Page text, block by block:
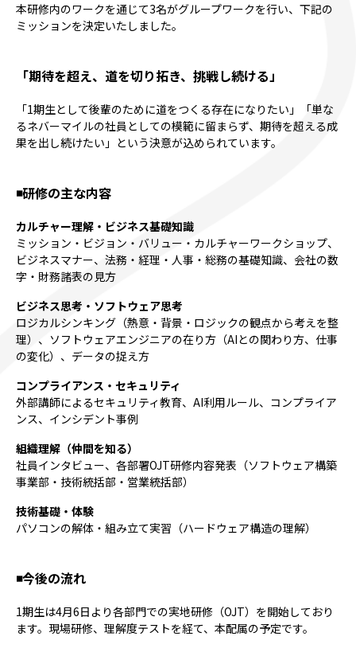
本研修内のワークを通じて3名がグループワークを行い、下記の
ミッションを決定いたしました。
「期待を超え、道を切り拓き、挑戦し続ける」
「1期生として後輩のために道をつくる存在になりたい」「単な
るネバーマイルの社員としての模範に留まらず、期待を超える成
果を出し続けたい」という決意が込められています。
◾️研修の主な内容
カルチャー理解・ビジネス基礎知識
ミッション・ビジョン・バリュー・カルチャーワークショップ、
ビジネスマナー、法務・経理・人事・総務の基礎知識、会社の数
字・財務諸表の見方
ビジネス思考・ソフトウェア思考
ロジカルシンキング（熱意・背景・ロジックの観点から考えを整
理）、ソフトウェアエンジニアの在り方（AIとの関わり方、仕事
の変化）、データの捉え方
コンプライアンス・セキュリティ
外部講師によるセキュリティ教育、AI利用ルール、コンプライア
ンス、インシデント事例
組織理解（仲間を知る）
社員インタビュー、各部署OJT研修内容発表（ソフトウェア構築
事業部・技術統括部・営業統括部）
技術基礎・体験
パソコンの解体・組み立て実習（ハードウェア構造の理解）
◾️今後の流れ
1期生は4月6日より各部門での実地研修（OJT）を開始しており
ます。現場研修、理解度テストを経て、本配属の予定です。